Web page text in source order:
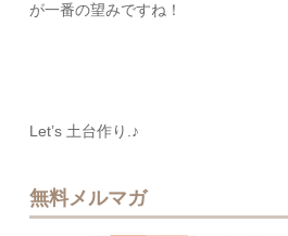
が一番の望みですね！
Let’s 土台作り.♪
無料メルマガ